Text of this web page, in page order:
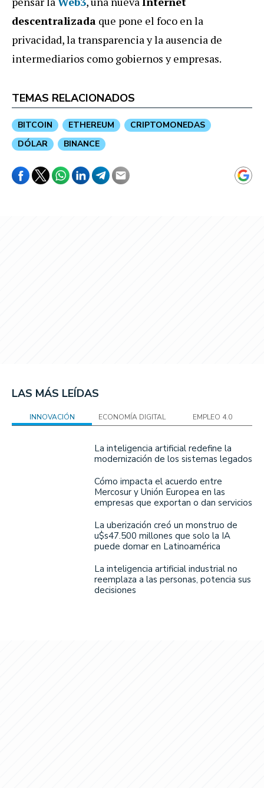
descentralizada que pone el foco en la
privacidad, la transparencia y la ausencia de
intermediarios como gobiernos y empresas.
TEMAS RELACIONADOS
BITCOIN ETHEREUM
CRIPTOMONEDAS
DÓLAR
BINANCE
LAS MÁS LEÍDAS
INNOVACIÓN ECONOMÍA DIGITAL EMPLEO 4.0
La inteligencia artificial redefine la
modernización de los sistemas legados
Cómo impacta el acuerdo entre
Mercosur y Unión Europea en las
empresas que exportan o dan servicios
La uberización creó un monstruo de
u$s47.500 millones que solo la IA
puede domar en Latinoamérica
La inteligencia artificial industrial no
reemplaza a las personas, potencia sus
decisiones